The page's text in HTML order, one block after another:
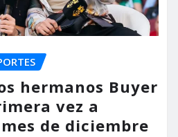
hermanos Buyer
vez a
de diciembre